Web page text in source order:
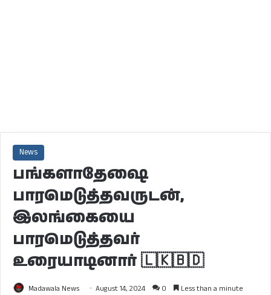
News
பங்களாதேஷை
பாரமெடுத்தவருடன்,
இலங்கையை
பாரமெடுத்தவர்
உரையாடினார் 🇱🇰🇧🇩
Madawala News August 14, 2024 0 Less than a minute